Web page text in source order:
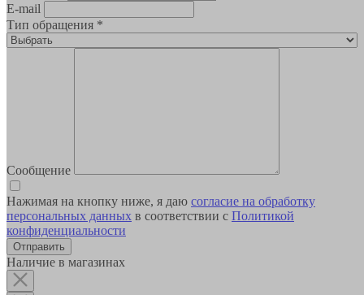
E-mail
Тип обращения *
Сообщение
Нажимая на кнопку ниже, я даю согласие на обработку
персональных данных в соответствии с Политикой
конфиденциальности
Наличие в магазинах